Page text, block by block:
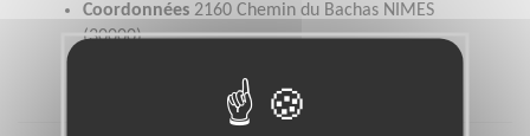
Coordonnées 2160 Chemin du Bachas NIMES
(30000)